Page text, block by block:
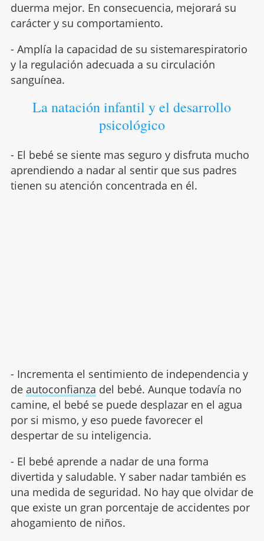
duerma mejor. En consecuencia, mejorará su
carácter y su comportamiento.
- Amplía la capacidad de su sistemarespiratorio
y la regulación adecuada a su circulación
sanguínea.
La natación infantil y el desarrollo
psicológico
- El bebé se siente mas seguro y disfruta mucho
aprendiendo a nadar al sentir que sus padres
tienen su atención concentrada en él.
- Incrementa el sentimiento de independencia y
de autoconfianza del bebé. Aunque todavía no
camine, el bebé se puede desplazar en el agua
por si mismo, y eso puede favorecer el
despertar de su inteligencia.
- El bebé aprende a nadar de una forma
divertida y saludable. Y saber nadar también es
una medida de seguridad. No hay que olvidar de
que existe un gran porcentaje de accidentes por
ahogamiento de niños.